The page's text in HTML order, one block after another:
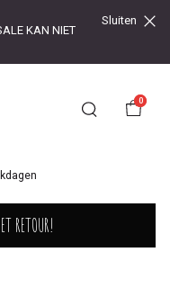
KAN NIET
Sluiten
0
RETOUR!